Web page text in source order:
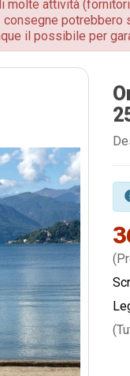
attività
consegne potrebbero
il possibile per